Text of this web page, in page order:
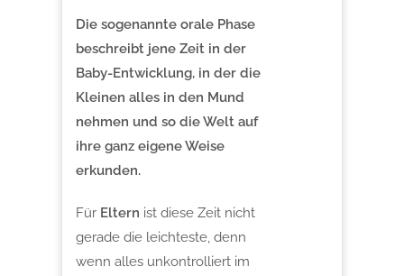
Die sogenannte orale Phase
beschreibt jene Zeit in der
Baby-Entwicklung, in der die
Kleinen alles in den Mund
nehmen und so die Welt auf
ihre ganz eigene Weise
erkunden.
Für Eltern ist diese Zeit nicht
gerade die leichteste, denn
wenn alles unkontrolliert im